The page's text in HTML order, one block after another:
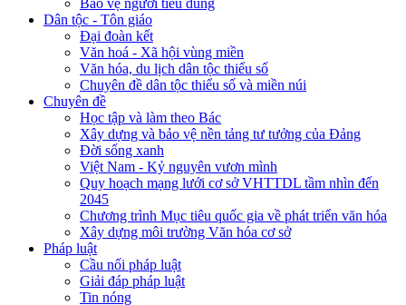
Bảo vệ người tiêu dùng
Dân tộc - Tôn giáo
Đại đoàn kết
Văn hoá - Xã hội vùng miền
Văn hóa, du lịch dân tộc thiểu số
Chuyên đề dân tộc thiểu số và miền núi
Chuyên đề
Học tập và làm theo Bác
Xây dựng và bảo vệ nền tảng tư tưởng của Đảng
Đời sống xanh
Việt Nam - Kỷ nguyên vươn mình
Quy hoạch mạng lưới cơ sở VHTTDL tầm nhìn đến
2045
Chương trình Mục tiêu quốc gia về phát triển văn hóa
Xây dựng môi trường Văn hóa cơ sở
Pháp luật
Cầu nối pháp luật
Giải đáp pháp luật
Tin nóng